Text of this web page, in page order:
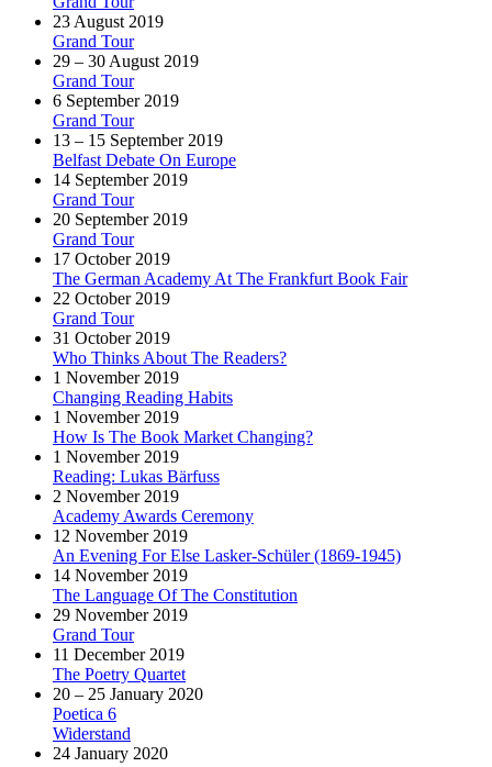
23 August 2019
Grand Tour
29 – 30 August 2019
Grand Tour
6 September 2019
Grand Tour
13 – 15 September 2019
Belfast Debate On Europe
14 September 2019
Grand Tour
20 September 2019
Grand Tour
17 October 2019
The German Academy At The Frankfurt Book Fair
22 October 2019
Grand Tour
31 October 2019
Who Thinks About The Readers?
1 November 2019
Changing Reading Habits
1 November 2019
How Is The Book Market Changing?
1 November 2019
Reading: Lukas Bärfuss
2 November 2019
Academy Awards Ceremony
12 November 2019
An Evening For Else Lasker-Schüler (1869-1945)
14 November 2019
The Language Of The Constitution
29 November 2019
Grand Tour
11 December 2019
The Poetry Quartet
20 – 25 January 2020
Poetica 6
Widerstand
24 January 2020